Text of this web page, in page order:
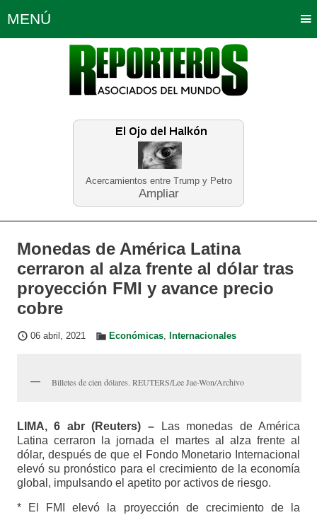
Acercamientos entre Trump y Petro
Ampliar
MENÚ
Política Opinión Bogotá
Planeta Tierra Deportes
Educación Neira
Monedas de América Latina
cerraron al alza frente al dólar tras
proyección FMI y avance precio
cobre
06 abril, 2021 Económicas, Internacionales
Billetes de cien dólares. REUTERS/Lee Jae-Won/Archivo
LIMA, 6 abr (Reuters) – Las monedas de América
Latina cerraron la jornada el martes al alza frente al
dólar, después de que el Fondo Monetario Internacional
elevó su pronóstico para el crecimiento de la economía
global, impulsando el apetito por activos de riesgo.
* El FMI elevó la proyección de crecimiento de la